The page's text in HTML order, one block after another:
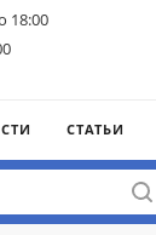
18:00
СТАТЬИ